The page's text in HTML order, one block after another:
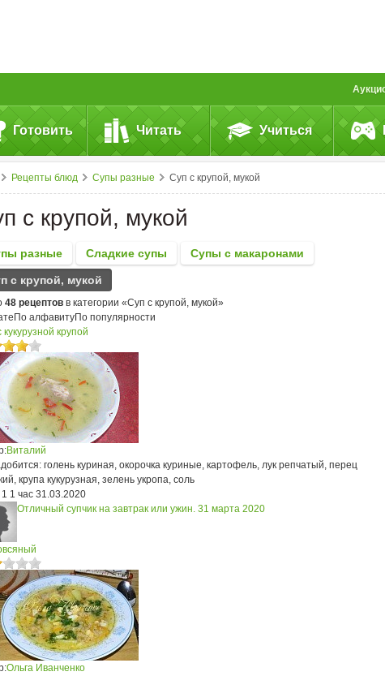
Готовить Читать Учиться
Рецепты блюд Супы разные Суп с крупой, мукой
с крупой, мукой
разные Сладкие супы Супы с макаронами
с крупой, мукой
48 рецептов в категории «Суп с крупой, мукой»
По алфавитуПо популярности
кукурузной крупой
Виталий
голень куриная, окорочка куриные, картофель, лук репчатый, перец
крупа кукурузная, зелень укропа, соль
1 1 час 31.03.2020
Отличный супчик на завтрак или ужин. 31 марта 2020
Ольга Иванченко